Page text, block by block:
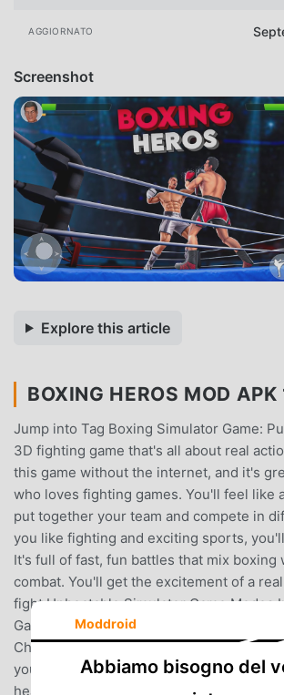
AGGIORNATO
Screenshot
Explore this article
BOXING HEROS MOD APK
Jump into Tag Boxing Simulator Game:
3D fighting game that's all about real
this game without the internet, and it's
who loves fighting games. You'll feel like
put together your team and compete in
you like fighting and exciting sports,
It's full of fast, fun battles that mix boxing
combat. You'll get the excitement of a
fight.Unbeatable Simulator Game
Game: Punch Fight, there are fun ways to
Championships to win the top prize,
your skills, quick Arcade games for fast
head battles in Versus mode. Each mode
Moddroid
Abbiamo bisogno del